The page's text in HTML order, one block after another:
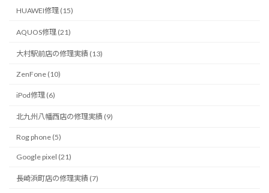
HUAWEI修理 (15)
AQUOS修理 (21)
大村駅前店の修理実績 (13)
ZenFone (10)
iPod修理 (6)
北九州八幡西店の修理実績 (9)
Rog phone (5)
Google pixel (21)
長崎浜町店の修理実績 (7)